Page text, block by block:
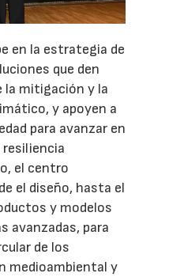
en la estrategia de
que den
la mitigación y la
y apoyen a
para avanzar en
resiliencia
el centro
el diseño, hasta el
y modelos
avanzadas, para
de los
medioambiental y